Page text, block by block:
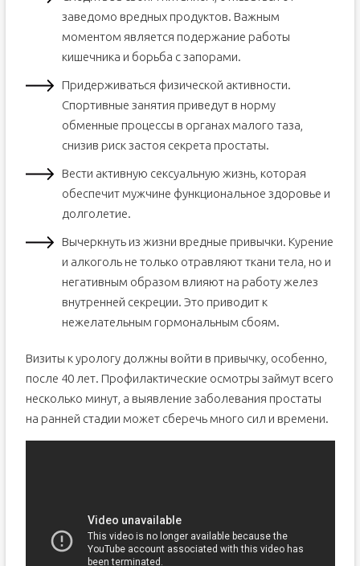
заведомо вредных продуктов. Важным
моментом является подержание работы
кишечника и борьба с запорами.
Придерживаться физической активности.
Спортивные занятия приведут в норму
обменные процессы в органах малого таза,
снизив риск застоя секрета простаты.
Вести активную сексуальную жизнь, которая
обеспечит мужчине функциональное здоровье и
долголетие.
Вычеркнуть из жизни вредные привычки. Курение
и алкоголь не только отравляют ткани тела, но и
негативным образом влияют на работу желез
внутренней секреции. Это приводит к
нежелательным гормональным сбоям.
Визиты к урологу должны войти в привычку, особенно,
после 40 лет. Профилактические осмотры займут всего
несколько минут, а выявление заболевания простаты
на ранней стадии может сберечь много сил и времени.